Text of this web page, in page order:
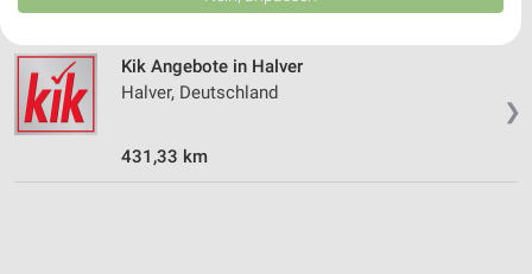
❯
Kik Angebote in Halver
Halver, Deutschland
431,33 km
Website/App.
Partnerliste anzeigen (1 IAB-Anbieter)
Wir nutzen Ihre Daten für folgende Zwecke:
IAB-Verarbeitungszwecke: